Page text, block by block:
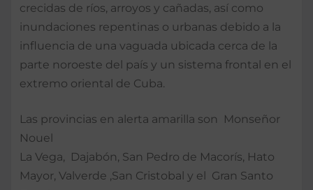
crecidas de ríos, arroyos y cañadas, así como
inundaciones repentinas o urbanas debido a la
influencia de una vaguada ubicada cerca de la
parte noroeste del país y un sistema frontal en el
extremo oriental de Cuba.
Las provincias en alerta amarilla son Monseñor
Nouel
La Vega, Dajabón, San Pedro de Macorís, Hato
Mayor, Valverde ,San Cristobal y el Gran Santo